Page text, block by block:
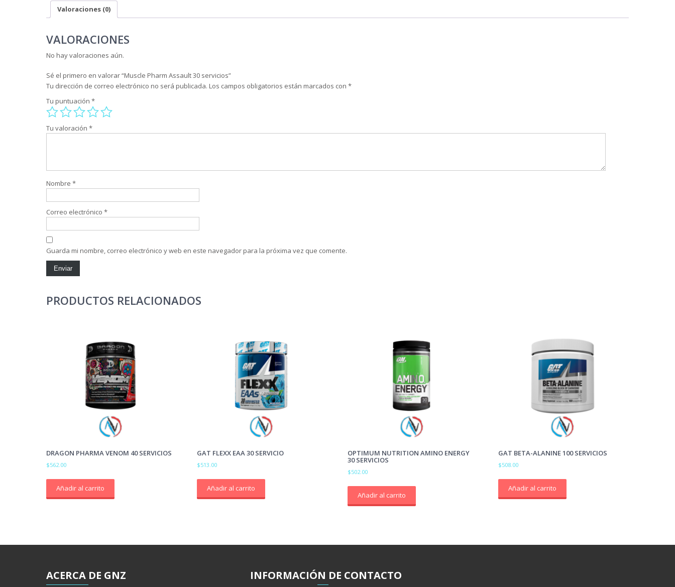
Valoraciones (0)
VALORACIONES
No hay valoraciones aún.
Sé el primero en valorar “Muscle Pharm Assault 30 servicios”
Tu dirección de correo electrónico no será publicada. Los campos obligatorios están marcados con *
Tu puntuación *
Tu valoración *
Nombre *
Correo electrónico *
Guarda mi nombre, correo electrónico y web en este navegador para la próxima vez que comente.
PRODUCTOS RELACIONADOS
DRAGON PHARMA VENOM 40 SERVICIOS
$562.00
Añadir al carrito
GAT FLEXX EAA 30 SERVICIO
$513.00
Añadir al carrito
OPTIMUM NUTRITION AMINO ENERGY
30 SERVICIOS
$502.00
Añadir al carrito
GAT BETA-ALANINE 100 SERVICIOS
$508.00
Añadir al carrito
ACERCA DE GNZ INFORMACIÓN DE CONTACTO